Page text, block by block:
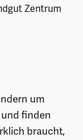
um
finden
braucht,